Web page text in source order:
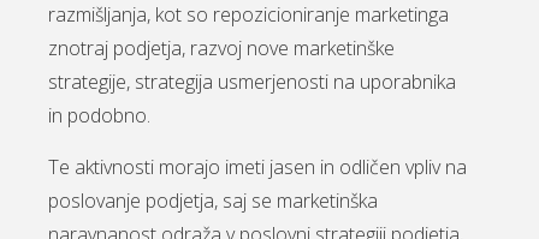
razmišljanja, kot so repozicioniranje marketinga
znotraj podjetja, razvoj nove marketinške
strategije, strategija usmerjenosti na uporabnika
in podobno.
Te aktivnosti morajo imeti jasen in odličen vpliv na
poslovanje podjetja, saj se marketinška